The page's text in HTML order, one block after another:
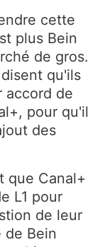
cette
plus Bein
de gros.
qu'ils
accord de
pour qu'il
des
que Canal+
L1 pour
de leur
de Bein